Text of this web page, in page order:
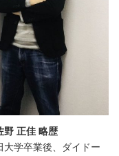
野 正佳 略歴
学卒業後、ダイドー